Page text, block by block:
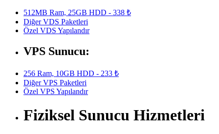
512MB Ram, 25GB HDD - 338 ₺
Diğer VDS Paketleri
Özel VDS Yapılandır
VPS Sunucu:
256 Ram, 10GB HDD - 233 ₺
Diğer VPS Paketleri
Özel VPS Yapılandır
Fiziksel Sunucu Hizmetleri